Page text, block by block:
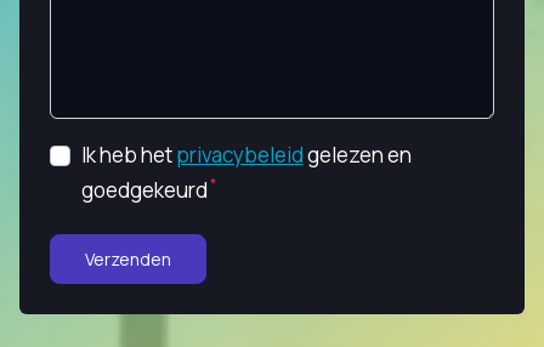
Ik heb hetprivacybeleidgelezen en
goedgekeurd
Verzenden